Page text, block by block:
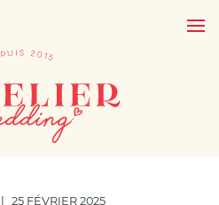
25 FÉVRIER 2025